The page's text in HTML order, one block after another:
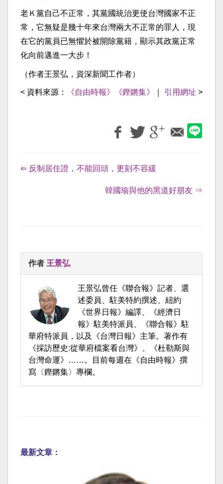
老Ｋ黨自己不正常，其黨國統治更使台灣國家不正
常，它無疑是幾十年來台灣兩大不正常的罪人，現
在它的黨員已無懼於被開除黨籍，顯示其政黨正常
化向前邁進一大步！
（作者王景弘，資深新聞工作者）
< 資料來源： 《自由時報》《鏗鏘集》 引用網址 >
⇐ 反制居住證，不能回頭，更刻不容緩
韓國瑜與他的黑道好朋友 ⇒
作者 王景弘
王景弘曾任《聯合報》記者、選
述委員、駐美特約撰述、紐約
《世界日報》編譯、《經濟日
報》駐美特派員、《聯合報》駐
華府特派員，以及《台灣日報》主筆。著作有
《採訪歷史:從華府檔案看台灣》、《杜勒斯與
台灣命運》……。目前每週在《自由時報》撰
寫〈鏗鏘集〉專欄。
最新文章：